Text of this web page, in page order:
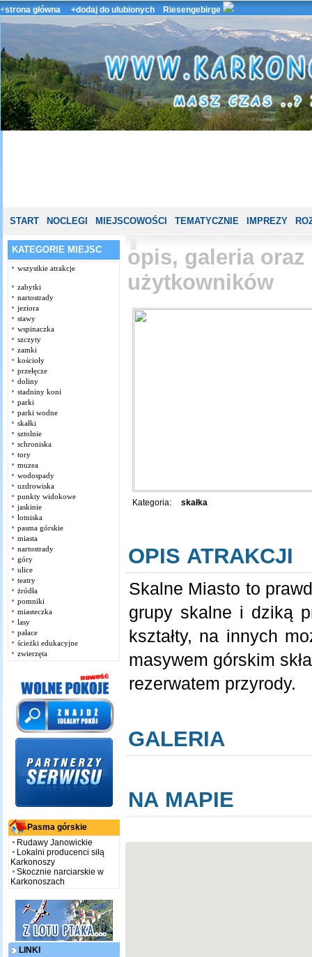
+strona główna +dodaj do ulubionych Riesengebirge
START NOCLEGI MIEJSCOWOŚCI TEMATYCZNIE IMPREZY
KATEGORIE MIEJSC
wszystkie atrakcje
zabytki
nartostrady
jeziora
stawy
wspinaczka
szczyty
zamki
kościoły
przełęcze
doliny
stadniny koni
parki
parki wodne
skałki
sztolnie
schroniska
tory
muzea
wodospady
uzdrowiska
punkty widokowe
jaskinie
lotniska
pasma górskie
miasta
nartostrady
góry
ulice
teatry
żródła
pomniki
miasteczka
lasy
pałace
ścieżki edukacyjne
zwierzęta
Pasma górskie
Rudawy Janowickie
Lokalni producenci siłą
Karkonoszy
Skocznie narciarskie w
Karkonoszach
LINKI
opis, galeria oraz
użytkowników
Kategoria: skałka
OPIS ATRAKCJI
Skalne Miasto to
grupy skalne i dziką
kształty, na innych
masywem górskim
rezerwatem przyrody.
GALERIA
NA MAPIE